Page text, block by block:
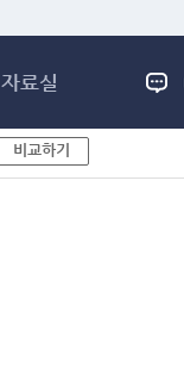
자료실
비교하기